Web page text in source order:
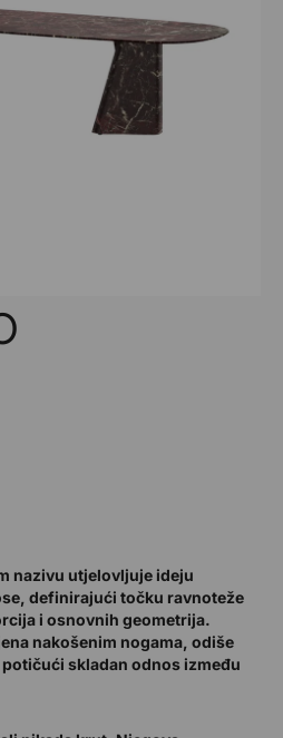
nazivu utjelovljuje ideju
definirajući točku ravnoteže
i osnovnih geometrija.
nakošenim nogama, odiše
skladan odnos između